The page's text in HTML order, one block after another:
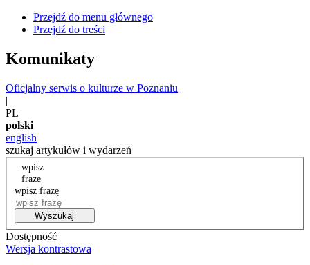
Przejdź do menu głównego
Przejdź do treści
Komunikaty
Oficjalny serwis o kulturze w Poznaniu
|
PL
polski
english
szukaj artykułów i wydarzeń
wpisz
frazę
wpisz frazę
Wyszukaj
Dostępność
Wersja kontrastowa